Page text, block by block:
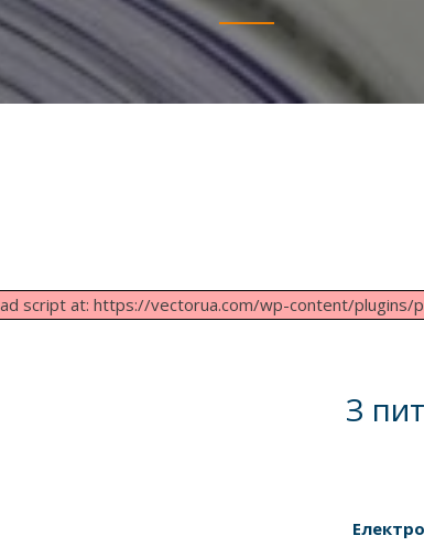
script at: https://vectorua.com/wp-content/
З